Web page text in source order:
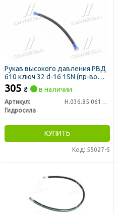
Рукав высокого давления РВД
610 ключ 32 d-16 1SN (пр-во
Гидросила)
305 ₴ в наличии
Артикул:
Н.036.85.0610 1SN
Гидросила
КУПИТЬ
Код: 55027-5